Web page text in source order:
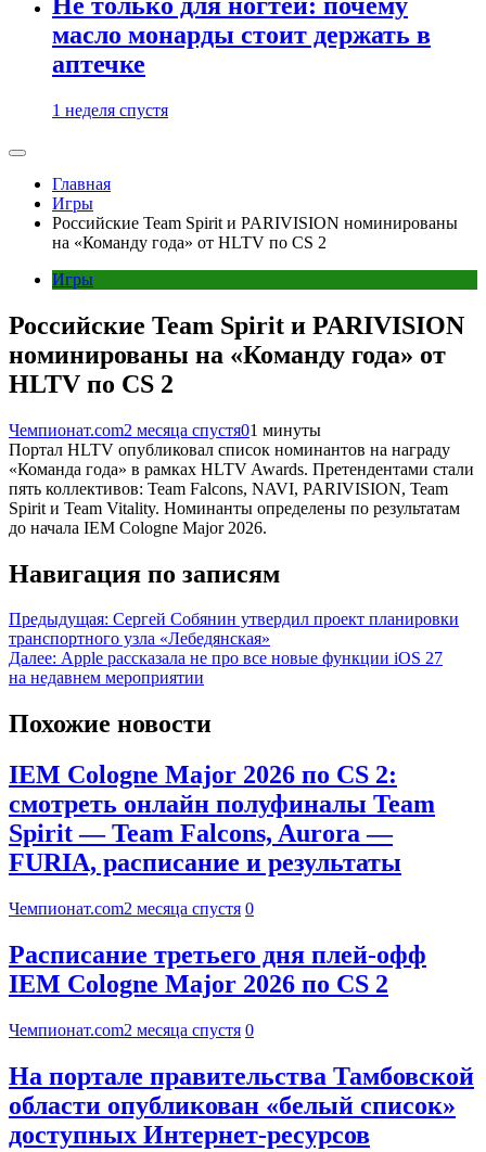
масло монарды стоит держать в
аптечке
1 неделя спустя
Главная
Игры
Российские Team Spirit и PARIVISION номинированы
на «Команду года» от HLTV по CS 2
Игры
Российские Team Spirit и PARIVISION
номинированы на «Команду года» от
HLTV по CS 2
Чемпионат.com2 месяца спустя01 минуты
Портал HLTV опубликовал список номинантов на награду
«Команда года» в рамках HLTV Awards. Претендентами стали
пять коллективов: Team Falcons, NAVI, PARIVISION, Team
Spirit и Team Vitality. Номинанты определены по результатам
до начала IEM Cologne Major 2026.
Навигация по записям
Предыдущая: Сергей Собянин утвердил проект планировки
транспортного узла «Лебедянская»
Далее: Apple рассказала не про все новые функции iOS 27
на недавнем мероприятии
Похожие новости
IEM Cologne Major 2026 по CS 2:
смотреть онлайн полуфиналы Team
Spirit — Team Falcons, Aurora —
FURIA, расписание и результаты
Чемпионат.com2 месяца спустя 0
Расписание третьего дня плей-офф
IEM Cologne Major 2026 по CS 2
Чемпионат.com2 месяца спустя 0
На портале правительства Тамбовской
области опубликован «белый список»
доступных Интернет-ресурсов